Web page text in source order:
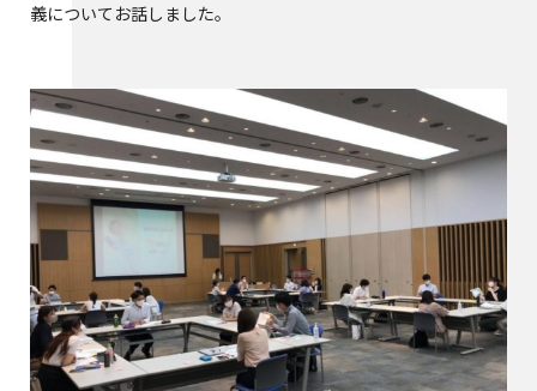
義についてお話しました。